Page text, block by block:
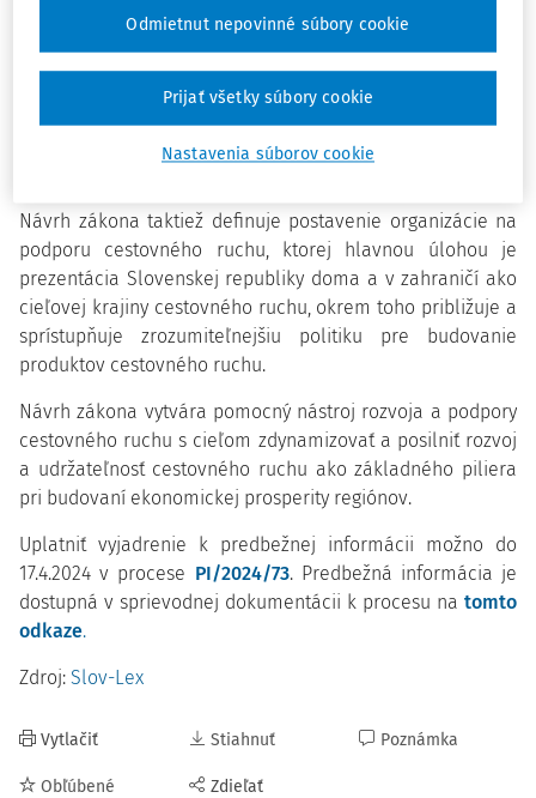
s ochorením COVID-19, následkami vojny na Ukrajine,
energetickou krízou a infláciou.
Cieľom pripravovaného návrhu zákona je aj zvýšenie
destinačného manažmentu; ďalej sa upravuje proces a
Návrh zákona taktiež definuje postavenie organizácie na
podporu cestovného ruchu, ktorej hlavnou úlohou je
prezentácia Slovenskej republiky doma a v zahraničí ako
cieľovej krajiny cestovného ruchu, okrem toho približuje a
sprístupňuje zrozumiteľnejšiu politiku pre budovanie
produktov cestovného ruchu.
Návrh zákona vytvára pomocný nástroj rozvoja a podpory
cestovného ruchu s cieľom zdynamizovať a posilniť rozvoj
a udržateľnosť cestovného ruchu ako základného piliera
pri budovaní ekonomickej prosperity regiónov.
Uplatniť vyjadrenie k predbežnej informácii možno do
17.4.2024 v procese PI/2024/73. Predbežná informácia je
dostupná v sprievodnej dokumentácii k procesu na tomto
odkaze.
Zdroj: Slov-Lex
Vytlačiť
Obľúbené
Stiahnuť
Zdieľať
Poznámka
Nastavenia súborov cookie
Odmietnut nepovinné súbory cookie
Prijať všetky súbory cookie